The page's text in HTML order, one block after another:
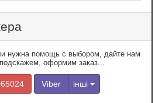
нужна помощь с выбором, дайте нам
оформим заказ...
Viber інші